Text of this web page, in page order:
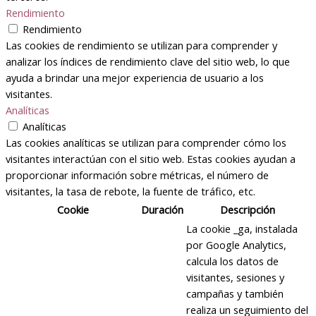
Rendimiento
Rendimiento
Las cookies de rendimiento se utilizan para comprender y
analizar los índices de rendimiento clave del sitio web, lo que
ayuda a brindar una mejor experiencia de usuario a los
visitantes.
Analíticas
Analíticas
Las cookies analíticas se utilizan para comprender cómo los
visitantes interactúan con el sitio web. Estas cookies ayudan a
proporcionar información sobre métricas, el número de
visitantes, la tasa de rebote, la fuente de tráfico, etc.
Cookie
Duración
Descripción
La cookie _ga, instalada
por Google Analytics,
calcula los datos de
visitantes, sesiones y
campañas y también
realiza un seguimiento del